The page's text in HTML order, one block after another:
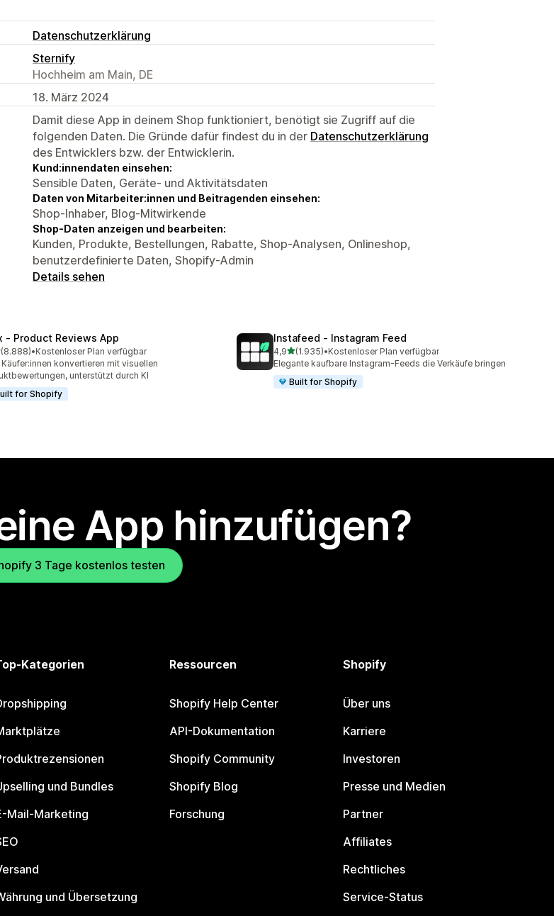
Datenschutzerklärung
Sternify
Hochheim am Main, DE
18. März 2024
Damit diese App in deinem Shop funktioniert, benötigt sie Zugriff auf die
folgenden Daten. Die Gründe dafür findest du in der Datenschutzerklärung
des Entwicklers bzw. der Entwicklerin.
Kund:innendaten einsehen:
Sensible Daten, Geräte- und Aktivitätsdaten
Daten von Mitarbeiter:innen und Beitragenden einsehen:
Shop-Inhaber, Blog-Mitwirkende
Shop-Daten anzeigen und bearbeiten:
Kunden, Produkte, Bestellungen, Rabatte, Shop-Analysen, Onlineshop,
benutzerdefinierte Daten, Shopify-Admin
Details sehen
‑ Product Reviews App
5 Sternen
(8.888)
Rezensionen insgesamt
•Kostenloser Plan verfügbar
konvertieren mit visuellen
unterstützt durch KI
for Shopify
Instafeed ‑ Instagram Feed
4,9von 5 Sternen
(1.935)
1935 Rezensionen insgesamt
•Kostenloser Plan verfügbar
Elegante kaufbare Instagram-Feeds die Verkäufe bringen
Built for Shopify
App hinzufügen?
3 Tage kostenlos testen
Kategorien
und Bundles
Mail-Marketing
und Übersetzung
Ressourcen
Shopify Help Center
API-Dokumentation
Shopify Community
Shopify Blog
Forschung
Shopify
Über uns
Karriere
Investoren
Presse und Medien
Partner
Affiliates
Rechtliches
Service-Status